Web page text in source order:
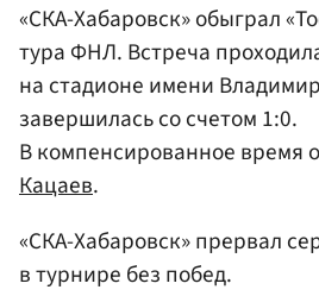
«СКА-Хабаровск» обыграл
тура ФНЛ. Встреча
на стадионе имени
завершилась со счетом 1:0.
В компенсированное время
Кацаев.
«СКА-Хабаровск» прервал
в турнире без побед.